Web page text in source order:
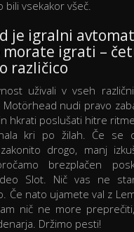
bili vsekakor všeč.
je igralni
igrati –
različico
uživali v vseh
Motörhead nudi pravo
hkrati poslušati hitre
kri po žilah. Če se
drogo, manj
brezplačen
Slot. Nič vas ne
Če nato ujamete val z
nič ne more
Držimo pesti!